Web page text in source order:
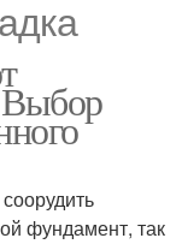
фундамент, так